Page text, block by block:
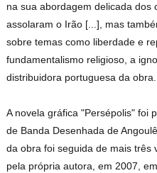
na sua abordagem delicada dos
assolaram o Irão [...], mas
sobre temas como liberdade e
fundamentalismo religioso, a
distribuidora portuguesa da obra.
A novela gráfica "Persépolis" foi
de Banda Desenhada de
da obra foi seguida de mais três
pela própria autora, em 2007,